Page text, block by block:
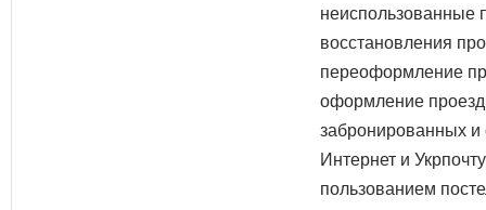
неиспользованные
восстановления
переоформление
оформление
забронированных и
Интернет и
пользованием